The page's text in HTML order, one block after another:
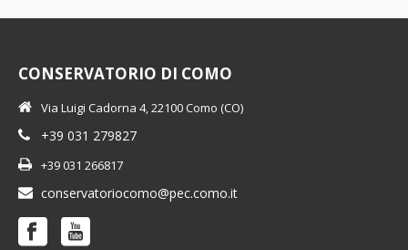
CONSERVATORIO DI COMO
Via Luigi Cadorna 4, 22100 Como (CO)
+39 031 279827
+39 031 266817
conservatoriocomo@pec.como.it